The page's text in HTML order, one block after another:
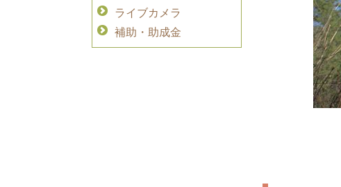
ライブカメラ
補助・助成金